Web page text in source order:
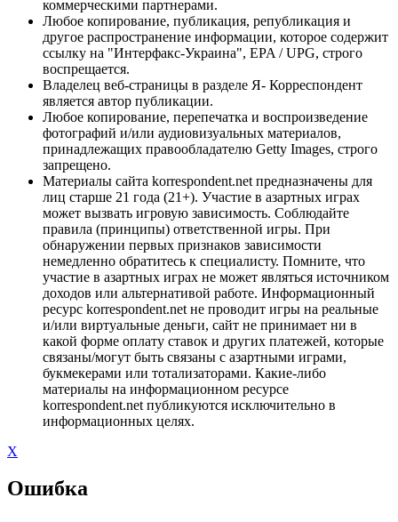
коммерческими партнерами.
Любое копирование, публикация, републикация и
другое распространение информации, которое содержит
ссылку на "Интерфакс-Украина", EPA / UPG, строго
воспрещается.
Владелец веб-страницы в разделе Я- Корреспондент
является автор публикации.
Любое копирование, перепечатка и воспроизведение
фотографий и/или аудиовизуальных материалов,
принадлежащих правообладателю Getty Images, строго
запрещено.
Материалы сайта korrespondent.net предназначены для
лиц старше 21 года (21+). Участие в азартных играх
может вызвать игровую зависимость. Соблюдайте
правила (принципы) ответственной игры. При
обнаружении первых признаков зависимости
немедленно обратитесь к специалисту. Помните, что
участие в азартных играх не может являться источником
доходов или альтернативой работе. Информационный
ресурс korrespondent.net не проводит игры на реальные
и/или виртуальные деньги, сайт не принимает ни в
какой форме оплату ставок и других платежей, которые
связаны/могут быть связаны с азартными играми,
букмекерами или тотализаторами. Какие-либо
материалы на информационном ресурсе
korrespondent.net публикуются исключительно в
информационных целях.
X
Ошибка